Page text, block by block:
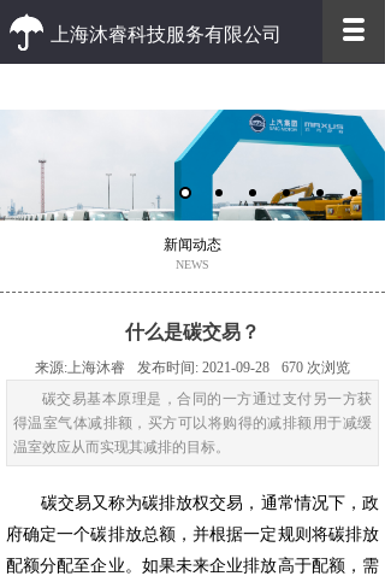
上海沐睿科技服务有限公司
优质的客户服务 高效的办事效率
新闻动态
NEWS
什么是碳交易？
来源:上海沐睿 发布时间: 2021-09-28 670 次浏览
碳交易基本原理是，合同的一方通过支付另一方获
得温室气体减排额，买方可以将购得的减排额用于减缓
温室效应从而实现其减排的目标。
碳交易又称为碳排放权交易，通常情况下，政
府确定一个碳排放总额，并根据一定规则将碳排放
配额分配至企业。如果未来企业排放高于配额，需